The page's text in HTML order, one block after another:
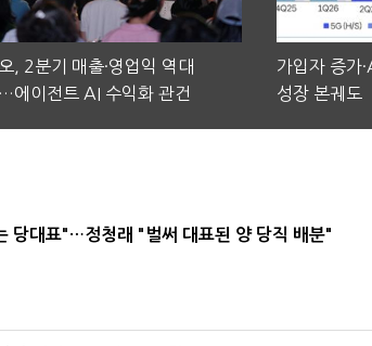
, 2분기 매출·영업익 역대
에이전트 AI 수익화 관건
가입자 증가
성장 본궤도
당대표"…정청래 "벌써 대표된 양 당직 배분"